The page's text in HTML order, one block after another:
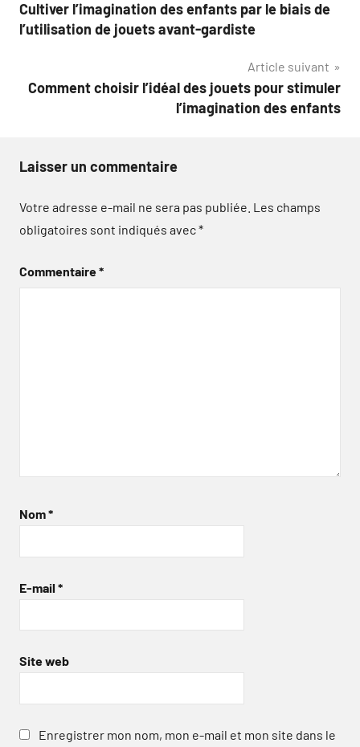
de
Cultiver l’imagination des enfants par le biais de
l’utilisation de jouets avant-gardiste
Article suivant
Comment choisir l’idéal des jouets pour stimuler
l’imagination des enfants
Laisser un commentaire
Votre adresse e-mail ne sera pas publiée. Les champs
obligatoires sont indiqués avec*
Commentaire*
Nom*
E-mail *
Site web
Enregistrer mon nom, mon e-mail et mon site dans le